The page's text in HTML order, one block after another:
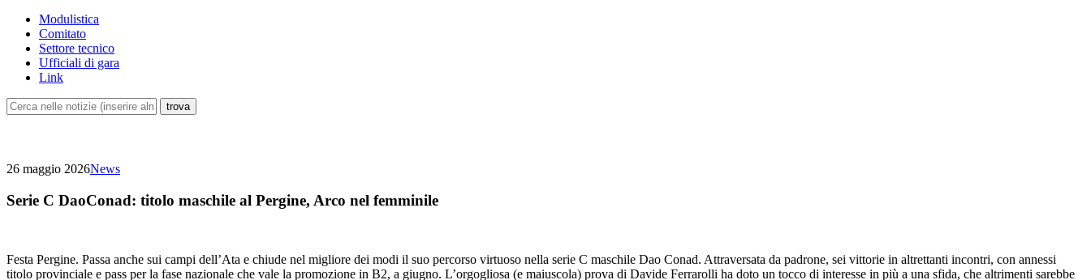
Modulistica
Comitato
Settore tecnico
Ufficiali di gara
Link
26 maggio 2026News
Serie C DaoConad: titolo maschile al Pergine, Arco nel femminile
Festa Pergine. Passa anche sui campi dell’Ata e chiude nel migliore dei modi il suo percorso virtuoso nella serie C maschile Dao Conad. Attraversata da padrone, sei vittorie in altrettanti incontri, con annessi
titolo provinciale e pass per la fase nazionale che vale la promozione in B2, a giugno. L’orgogliosa (e maiuscola) prova di Davide Ferrarolli ha doto un tocco di interesse in più a una sfida, che altrimenti sarebbe